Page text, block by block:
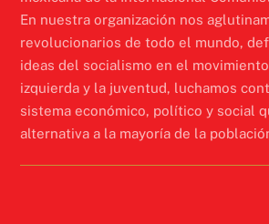
En nuestra organización nos
revolucionarios de todo el mundo,
ideas del socialismo en el
izquierda y la juventud, luchamos
sistema económico, político y social
alternativa a la mayoría de la